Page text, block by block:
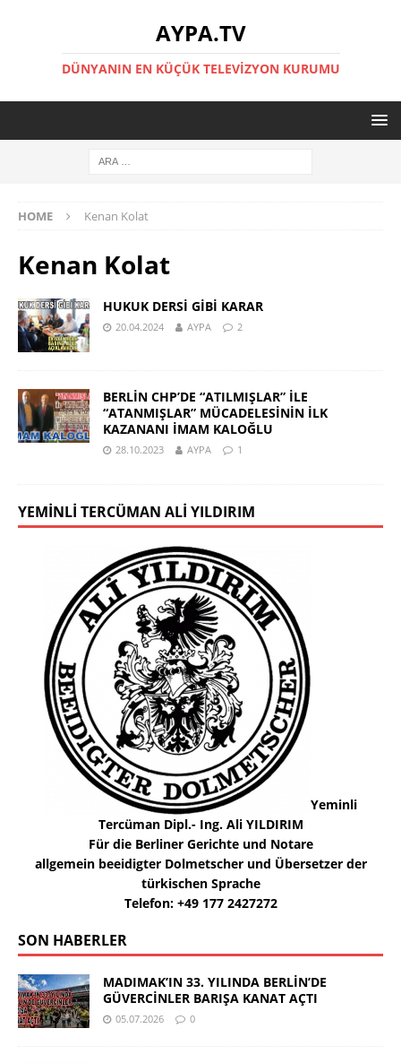
AYPA.TV
DÜNYANIN EN KÜÇÜK TELEVIZYON KURUMU
HOME Kenan Kolat
Kenan Kolat
HUKUK DERSİ GİBİ KARAR
20.04.2024 AYPA 2
BERLİN CHP’DE “ATILMIŞLAR” İLE
“ATANMIŞLAR” MÜCADELESİNİN İLK
KAZANANI İMAM KALOĞLU
28.10.2023 AYPA 1
YEMINLI TERCÜMAN ALI YILDIRIM
Yeminli
Tercüman Dipl.- Ing. Ali YILDIRIM
Für die Berliner Gerichte und Notare
allgemein beeidigter Dolmetscher und Übersetzer der
türkischen Sprache
Telefon: +49 177 2427272
SON HABERLER
MADIMAK’IN 33. YILINDA BERLİN’DE
GÜVERCİNLER BARIŞA KANAT AÇTI
05.07.2026 0